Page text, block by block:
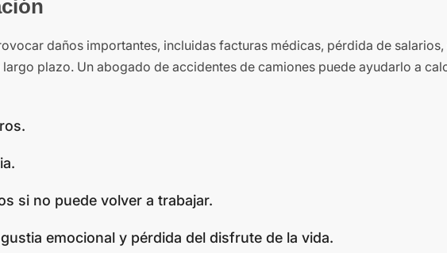
daños importantes, incluidas facturas médicas, pérdida de
plazo. Un abogado de accidentes de camiones puede ayudarlo a
si no puede volver a trabajar.
emocional y pérdida del disfrute de la vida.